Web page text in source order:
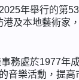
年舉行的第
港及本地藝術家
務處於1977年
音樂活動，提高